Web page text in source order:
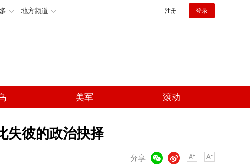
地方频道 注册 登录
美军 滚动
失彼的政治抉择
分享
微博